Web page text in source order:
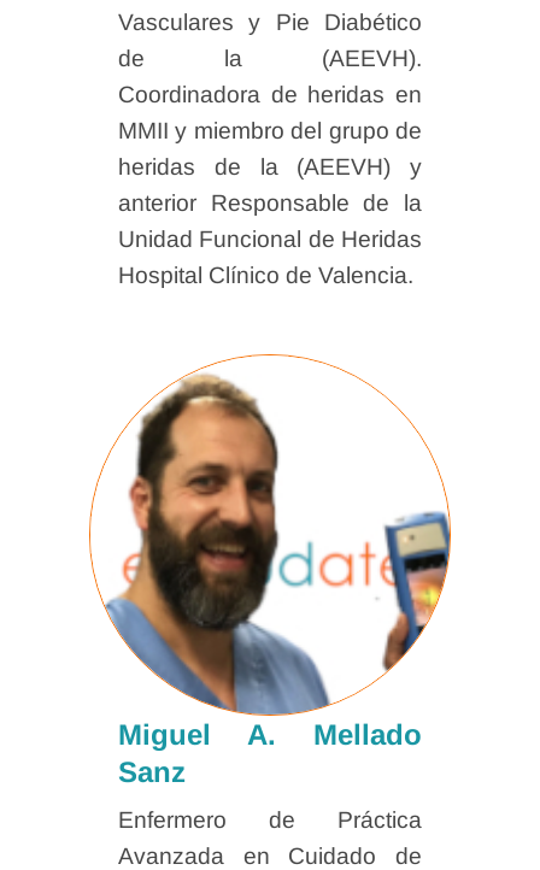
Vasculares y Pie Diabético
de la (AEEVH).
Coordinadora de heridas en
MMII y miembro del grupo de
heridas de la (AEEVH) y
anterior Responsable de la
Unidad Funcional de Heridas
Hospital Clínico de Valencia.
Miguel A. Mellado
Sanz
Enfermero de Práctica
Avanzada en Cuidado de